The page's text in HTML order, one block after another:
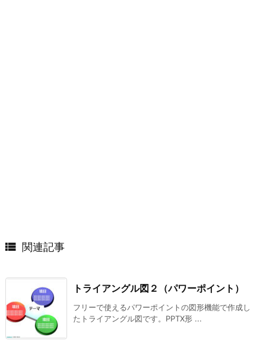
 関連記事
トライアングル図２（パワーポイント）
フリーで使えるパワーポイントの図形機能で作成し
たトライアングル図です。PPTX形 ...